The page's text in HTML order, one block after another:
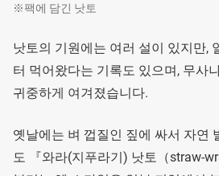
※팩에 담긴 낫토
낫토의 기원에는 여러 설이 있지만,
터 먹어왔다는 기록도 있으며, 무사
귀중하게 여겨졌습니다.
옛날에는 벼 껍질인 짚에 싸서 자연
도 『와라(지푸라기) 낫토（straw-